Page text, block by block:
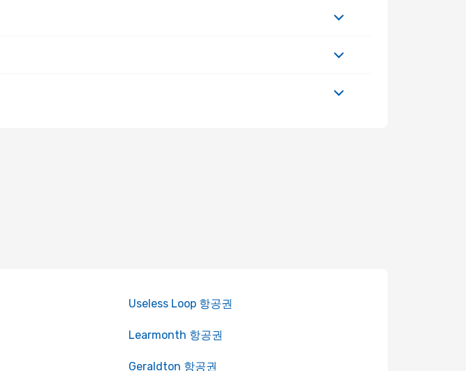
Useless Loop 항공권
Learmonth 항공권
Geraldton 항공권